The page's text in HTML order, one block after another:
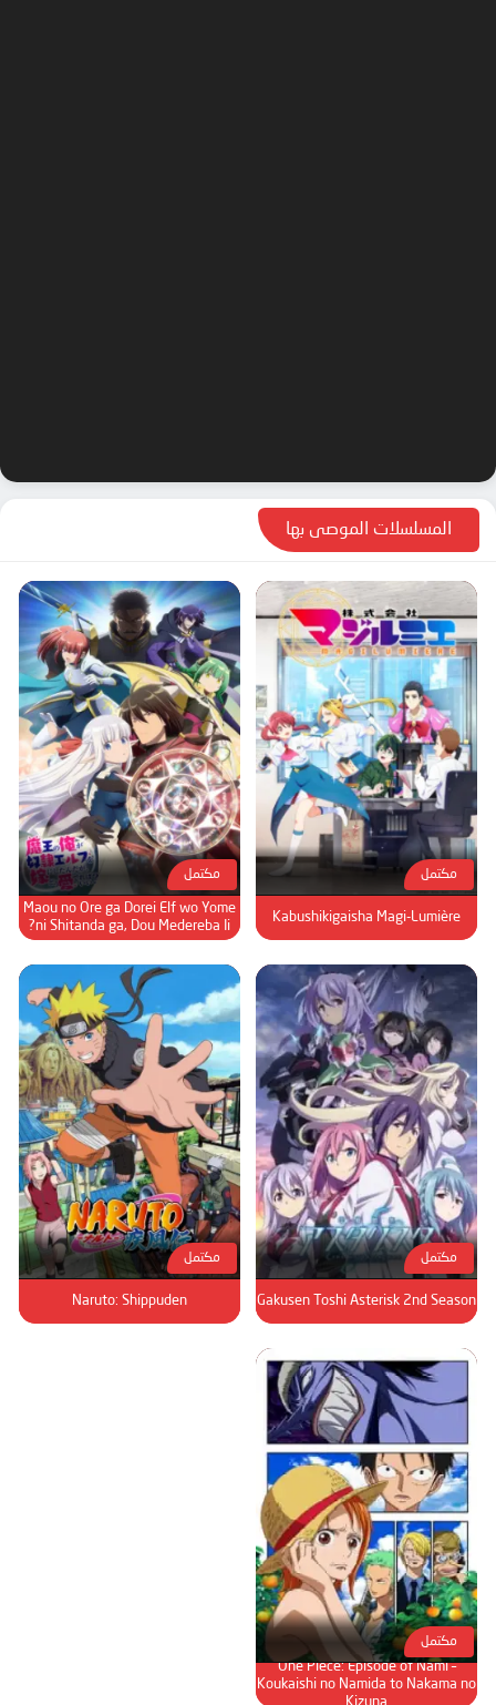
المسلسلات الموصى بها
مكتمل
Kabushikigaisha Magi-Lumière
مكتمل
Maou no Ore ga Dorei Elf wo Yome
ni Shitanda ga, Dou Medereba Ii?
مكتمل
Gakusen Toshi Asterisk 2nd Season
مكتمل
Naruto: Shippuden
مكتمل
One Piece: Episode of Nami –
Koukaishi no Namida to Nakama no
Kizuna